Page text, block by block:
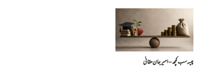
پیسہ سب کچھ – امیرجان حقانی